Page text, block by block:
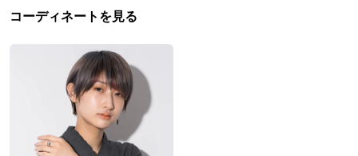
コーディネートを見る